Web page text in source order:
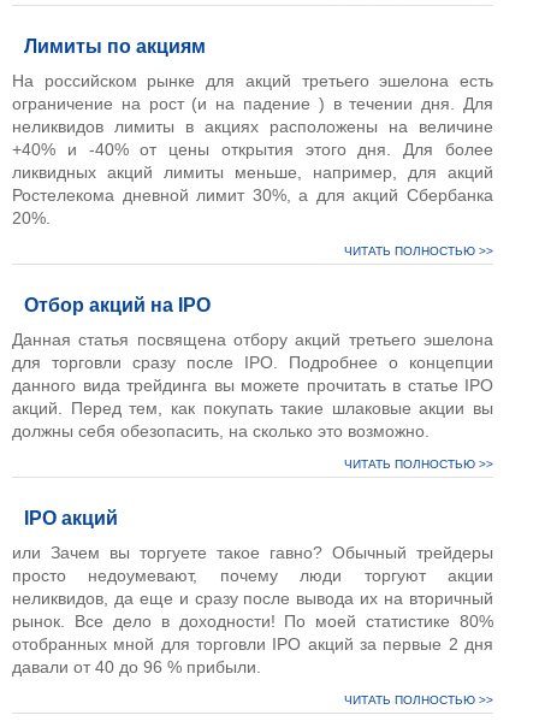
Лимиты по акциям
На российском рынке для акций третьего эшелона есть
ограничение на рост (и на падение ) в течении дня. Для
неликвидов лимиты в акциях расположены на величине
+40% и -40% от цены открытия этого дня. Для более
ликвидных акций лимиты меньше, например, для акций
Ростелекома дневной лимит 30%, а для акций Сбербанка
20%.
ЧИТАТЬ ПОЛНОСТЬЮ >>
Отбор акций на IPO
Данная статья посвящена отбору акций третьего эшелона
для торговли сразу после IPO. Подробнее о концепции
данного вида трейдинга вы можете прочитать в статье IPO
акций. Перед тем, как покупать такие шлаковые акции вы
должны себя обезопасить, на сколько это возможно.
ЧИТАТЬ ПОЛНОСТЬЮ >>
IPO акций
или Зачем вы торгуете такое гавно? Обычный трейдеры
просто недоумевают, почему люди торгуют акции
неликвидов, да еще и сразу после вывода их на вторичный
рынок. Все дело в доходности! По моей статистике 80%
отобранных мной для торговли IPO акций за первые 2 дня
давали от 40 до 96 % прибыли.
ЧИТАТЬ ПОЛНОСТЬЮ >>